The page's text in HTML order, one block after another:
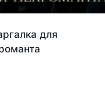
для